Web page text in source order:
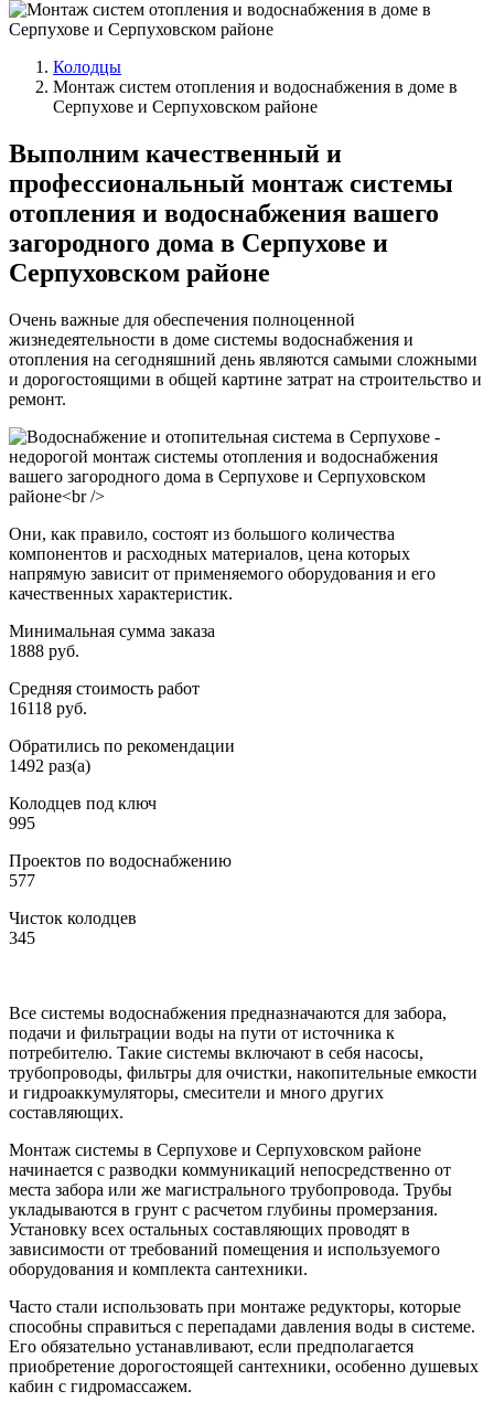
Колодцы
Монтаж систем отопления и водоснабжения в доме в
Серпухове и Серпуховском районе
Выполним качественный и
профессиональный монтаж системы
отопления и водоснабжения вашего
загородного дома в Серпухове и
Серпуховском районе
Очень важные для обеспечения полноценной
жизнедеятельности в доме системы водоснабжения и
отопления на сегодняшний день являются самыми сложными
и дорогостоящими в общей картине затрат на строительство и
ремонт.
Они, как правило, состоят из большого количества
компонентов и расходных материалов, цена которых
напрямую зависит от применяемого оборудования и его
качественных характеристик.
Минимальная сумма заказа
1888 руб.
Средняя стоимость работ
16118 руб.
Обратились по рекомендации
1492 раз(а)
Колодцев под ключ
995
Проектов по водоснабжению
577
Чисток колодцев
345
Все системы водоснабжения предназначаются для забора,
подачи и фильтрации воды на пути от источника к
потребителю. Такие системы включают в себя насосы,
трубопроводы, фильтры для очистки, накопительные емкости
и гидроаккумуляторы, смесители и много других
составляющих.
Монтаж системы в Серпухове и Серпуховском районе
начинается с разводки коммуникаций непосредственно от
места забора или же магистрального трубопровода. Трубы
укладываются в грунт с расчетом глубины промерзания.
Установку всех остальных составляющих проводят в
зависимости от требований помещения и используемого
оборудования и комплекта сантехники.
Часто стали использовать при монтаже редукторы, которые
способны справиться с перепадами давления воды в системе.
Его обязательно устанавливают, если предполагается
приобретение дорогостоящей сантехники, особенно душевых
кабин с гидромассажем.